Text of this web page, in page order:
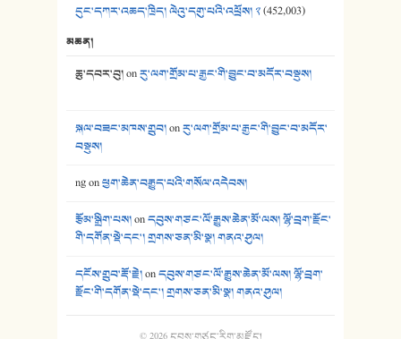
དུང་དཀར་འཆད་ཁྲིད། ལེའུ་དགུ་པའི་འཕྲོས། ༢(452,003)
མཆན།
ཆུ་དབར་བུ།onརུ་ལག་གྲོམ་པ་རྒྱང་གི་བྱུང་བ་མདོར་བསྡུས།
སྐལ་བཟང་མཁས་གྲུབ།onརུ་ལག་གྲོམ་པ་རྒྱང་གི་བྱུང་བ་མདོར་
བསྡུས།
ngonཕྱག་ཆེན་བརྒྱུད་པའི་གསོལ་འདེབས།
རྩོམ་སྒྲིག་པས།onདབུས་གཙང་ལོ་རྒྱུས་ཆེན་མོ་ལས། ལྷོ་བྲག་རྫོང་
གི་དགོན་སྡེ་དང་། གྲགས་ཅན་མི་སྣ། གནའ་ཤུལ།
དངོས་གྲུབ་རྡོ་རྗེ།onདབུས་གཙང་ལོ་རྒྱུས་ཆེན་མོ་ལས། ལྷོ་བྲག་
རྫོང་གི་དགོན་སྡེ་དང་། གྲགས་ཅན་མི་སྣ། གནའ་ཤུལ།